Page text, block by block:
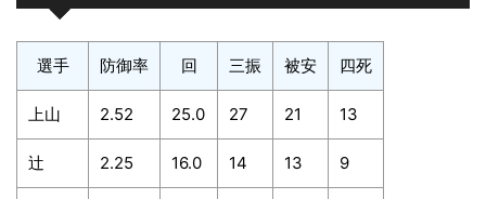
選手 防御率 回 三振 被安 四死
上山 2.52 25.0 27 21 13
辻 2.25 16.0 14 13 9